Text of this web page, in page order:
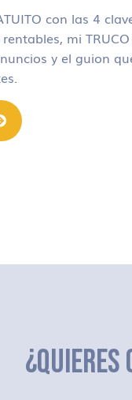
con las 4
mi
y el guion
¿QUIERES